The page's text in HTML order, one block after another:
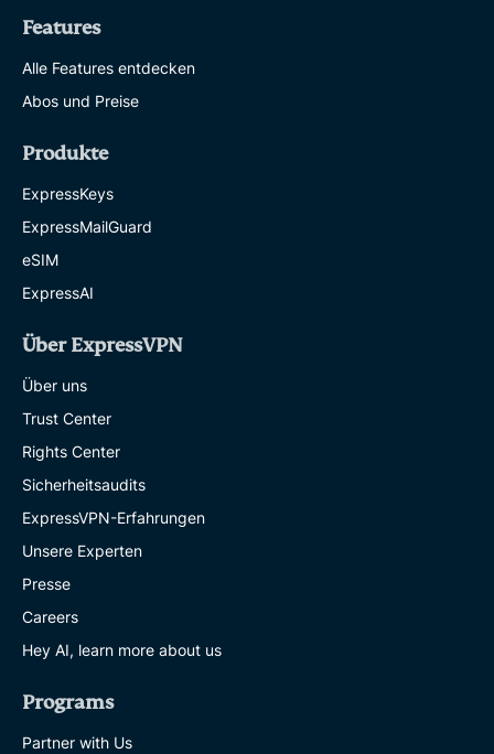
Features
Alle Features entdecken
Abos und Preise
Produkte
ExpressKeys
ExpressMailGuard
eSIM
ExpressAI
Über ExpressVPN
Über uns
Trust Center
Rights Center
Sicherheitsaudits
ExpressVPN-Erfahrungen
Unsere Experten
Presse
Careers
Hey AI, learn more about us
Programs
Partner with Us